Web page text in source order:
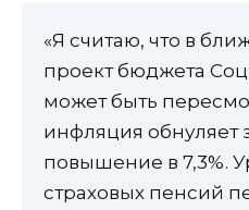
«Я считаю, что в
проект бюджета
может быть
инфляция обнуляет
повышение в 7,3%.
страховых пенсий